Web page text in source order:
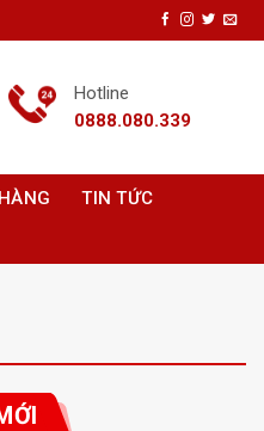
Hotline
0888.080.339
TIN TỨC